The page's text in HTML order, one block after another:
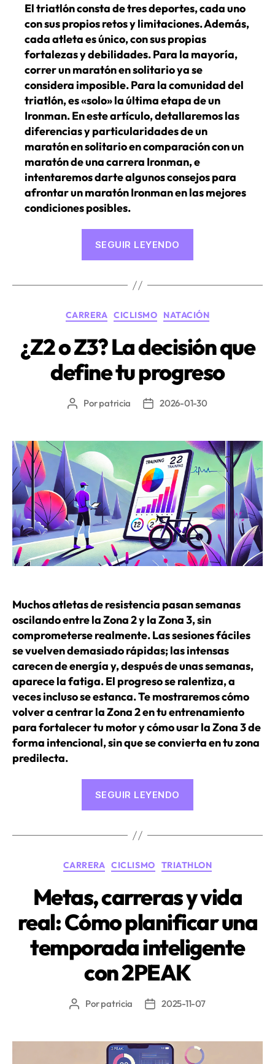
El triatlón consta de tres deportes, cada uno
con sus propios retos y limitaciones. Además,
cada atleta es único, con sus propias
fortalezas y debilidades. Para la mayoría,
correr un maratón en solitario ya se
considera imposible. Para la comunidad del
triatlón, es «solo» la última etapa de un
Ironman. En este artículo, detallaremos las
diferencias y particularidades de un
maratón en solitario en comparación con un
maratón de una carrera Ironman, e
intentaremos darte algunos consejos para
afrontar un maratón Ironman en las mejores
condiciones posibles.
SEGUIR LEYENDO
maratón
triatlón:
diferencias
y
características
Categorías
CARRERA CICLISMO NATACIÓN
¿Z2 o Z3? La decisión que
define tu progreso
Autor
entrada
Porpatricia
Fecha
entrada
2026-01-30
Muchos atletas de resistencia pasan semanas
oscilando entre la Zona 2 y la Zona 3, sin
comprometerse realmente. Las sesiones fáciles
se vuelven demasiado rápidas; las intensas
carecen de energía y, después de unas semanas,
aparece la fatiga. El progreso se ralentiza, a
veces incluso se estanca. Te mostraremos cómo
volver a centrar la Zona 2 en tu entrenamiento
para fortalecer tu motor y cómo usar la Zona 3 de
forma intencional, sin que se convierta en tu zona
predilecta.
SEGUIR LEYENDO
La
que
define
tu
progreso»
Categorías
CARRERA CICLISMO TRIATHLON
Metas, carreras y vida
real: Cómo planificar una
temporada inteligente
con 2PEAK
Autor
entrada
Porpatricia
Fecha
entrada
2025-11-07